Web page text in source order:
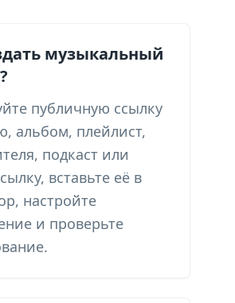
музыкальный
публичную ссылку
альбом, плейлист,
подкаст или
вставьте её в
настройте
и проверьте